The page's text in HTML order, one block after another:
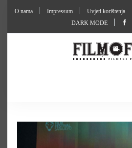
O nama Impressum Uvjeti korištenja
DARK MODE